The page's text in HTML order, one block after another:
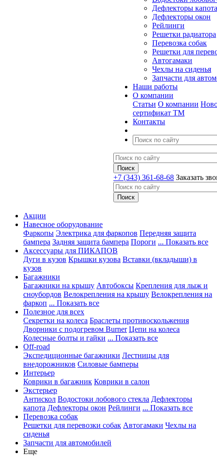
Дефлекторы капота
Дефлекторы окон
Рейлинги
Решетки радиатора
Перевозка собак
Решетки для
Автогамаки
Чехлы на сиденья
Запчасти для
Наши работы
О компании
Статьи О компании
сертификат ТМ
Контакты
+7 (343) 361-68-68 Заказать
Акции
Навесное оборудование
Фаркопы Электрика для фаркопов Передняя защита
бампера Задняя защита бампера Пороги ... Показать все
Аксессуары для ПИКАПОВ
Дуги в кузов Крышки кузова Вставки (вкладыши) в
кузов
Багажники
Багажники на крышу Автобоксы Крепления для лыж и
сноубордов Велокрепления на крышу Велокрепления на
фаркоп ... Показать все
Полезное для всех
Секретки на колеса Браслеты противоскольжения
Дворники с подогревом Burner Цепи на колеса
Колесные болты и гайки ... Показать все
Off-road
Экспедиционные багажники Лестницы для
внедорожников Силовые бамперы
Интерьер
Коврики в багажник Коврики в салон
Экстерьер
Антискол Водостоки лобового стекла Дефлекторы
капота Дефлекторы окон Рейлинги ... Показать все
Перевозка собак
Решетки для перевозки собак Автогамаки Чехлы на
сиденья
Запчасти для автомобилей
Еще